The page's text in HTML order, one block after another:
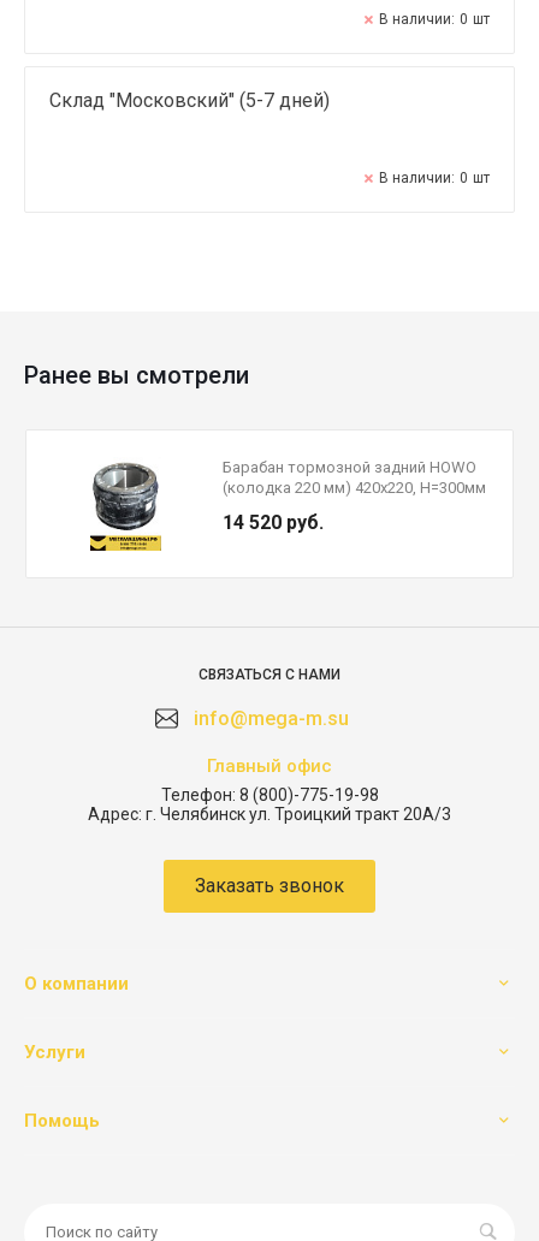
В наличии: 0 шт
Склад "Московский" (5-7 дней)
В наличии: 0 шт
Ранее вы смотрели
Барабан тормозной задний HOWO
(колодка 220 мм) 420х220, H=300мм
14 520 руб.
СВЯЗАТЬСЯ С НАМИ
info@mega-m.su
Главный офис
Телефон: 8 (800)-775-19-98
Адрес: г. Челябинск ул. Троицкий тракт 20А/3
Заказать звонок
О компании
Услуги
Помощь